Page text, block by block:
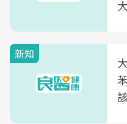
新知